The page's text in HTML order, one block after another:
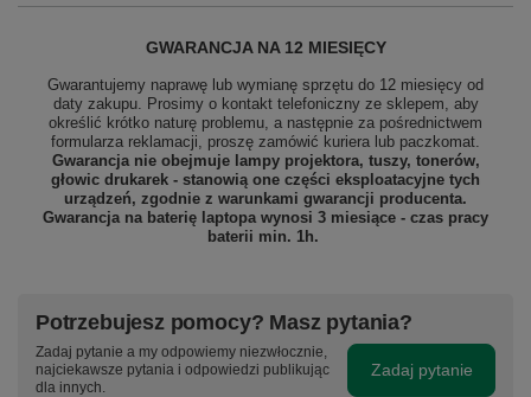
GWARANCJA NA 12 MIESIĘCY
Gwarantujemy naprawę lub wymianę sprzętu do 12 miesięcy od
daty zakupu. Prosimy o kontakt telefoniczny ze sklepem, aby
określić krótko naturę problemu, a następnie za pośrednictwem
formularza reklamacji, proszę zamówić kuriera lub paczkomat.
Gwarancja nie obejmuje lampy projektora, tuszy, tonerów,
głowic drukarek - stanowią one części eksploatacyjne tych
urządzeń, zgodnie z warunkami gwarancji producenta.
Gwarancja na baterię laptopa wynosi 3 miesiące - czas pracy
baterii min. 1h.
Potrzebujesz pomocy? Masz pytania?
Zadaj pytanie a my odpowiemy niezwłocznie,
najciekawsze pytania i odpowiedzi publikując
dla innych.
Zadaj pytanie